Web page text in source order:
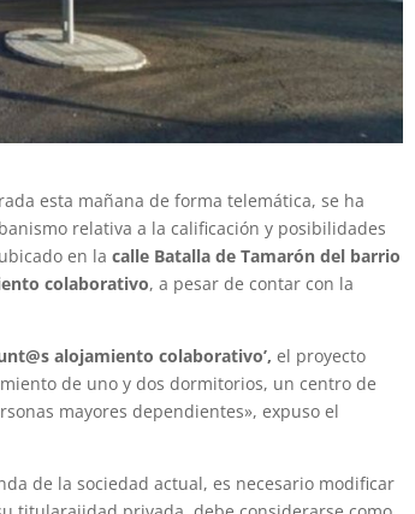
esta mañana de forma telemática, se ha
relativa a la calificación y posibilidades
en lacalle Batalla de Tamarón del barrio
colaborativo, a pesar de contar con la
alojamiento colaborativo’, el proyecto
de uno y dos dormitorios, un centro de
mayores dependientes», expuso el
de la sociedad actual, es necesario modificar